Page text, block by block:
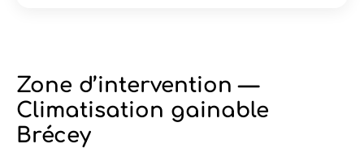
Zone d’intervention —
Climatisation gainable
Brécey